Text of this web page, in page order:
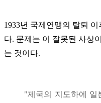
1933년 국제연맹의 탈퇴
다. 문제는 이 잘못된 사상
는 것이다.
"제국의 지도하에 일